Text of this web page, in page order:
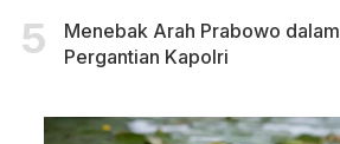
Menebak Arah Prabowo dalam
Pergantian Kapolri